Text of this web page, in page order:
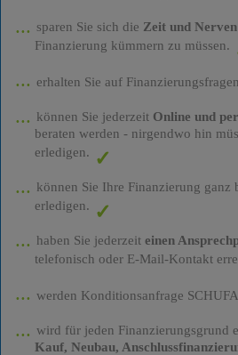
sparen Sie sich die Zeit und Nerven
Finanzierung kümmern zu müssen.
erhalten Sie auf
können Sie jederzeit Online und
beraten werden - nirgendwo hin
erledigen.
können Sie Ihre Finanzierung ganz
erledigen.
haben Sie jederzeit einen
telefonisch oder E-Mail-Kontakt
werden Konditionsanfrage
wird für jeden Finanzierungsgrund
Kauf, Neubau,